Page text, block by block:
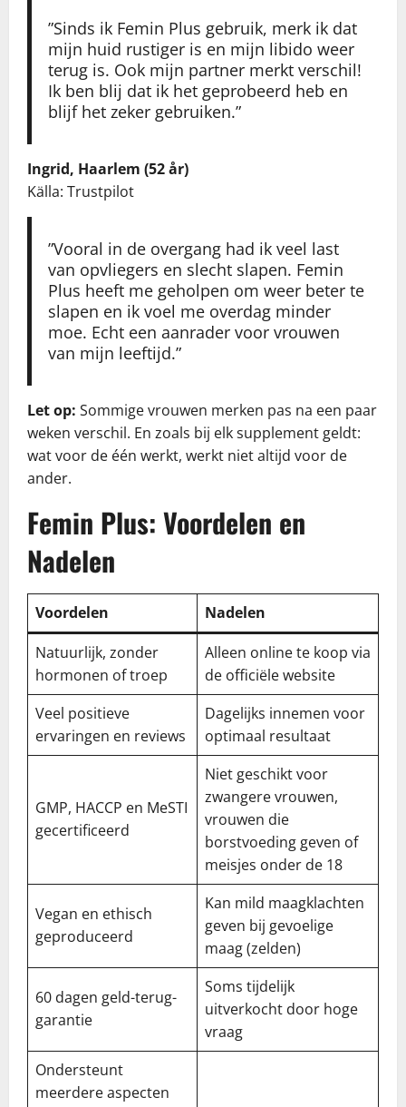
”Sinds ik Femin Plus gebruik, merk ik dat
mijn huid rustiger is en mijn libido weer
terug is. Ook mijn partner merkt verschil!
Ik ben blij dat ik het geprobeerd heb en
blijf het zeker gebruiken.”
Ingrid, Haarlem (52 år)
Källa: Trustpilot
”Vooral in de overgang had ik veel last
van opvliegers en slecht slapen. Femin
Plus heeft me geholpen om weer beter te
slapen en ik voel me overdag minder
moe. Echt een aanrader voor vrouwen
van mijn leeftijd.”
Let op: Sommige vrouwen merken pas na een paar
weken verschil. En zoals bij elk supplement geldt:
wat voor de één werkt, werkt niet altijd voor de
ander.
Femin Plus: Voordelen en
Nadelen
Voordelen
Nadelen
Natuurlijk, zonder
hormonen of troep
Alleen online te koop via
de officiële website
Veel positieve
ervaringen en reviews
Dagelijks innemen voor
optimaal resultaat
GMP, HACCP en MeSTI
gecertificeerd
Niet geschikt voor
zwangere vrouwen,
vrouwen die
borstvoeding geven of
meisjes onder de 18
Vegan en ethisch
geproduceerd
Kan mild maagklachten
geven bij gevoelige
maag (zelden)
60 dagen geld-terug-
garantie
Soms tijdelijk
uitverkocht door hoge
vraag
Ondersteunt
meerdere aspecten